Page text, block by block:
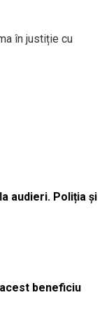
în justiție cu
audieri. Poliția și
beneficiu